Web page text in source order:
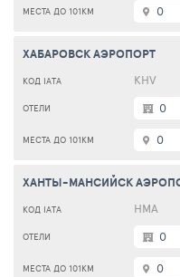
0
ХАБАРОВСК АЭРОПОРТ
KHV
0
0
HMA
0
0